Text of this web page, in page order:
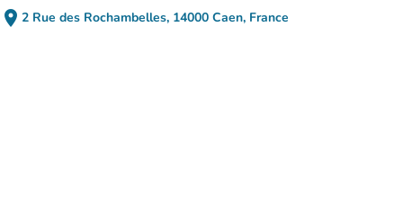
place 2 Rue des Rochambelles, 14000 Caen, France
(ouvrir dans Google Maps)
(nouvel onglet)